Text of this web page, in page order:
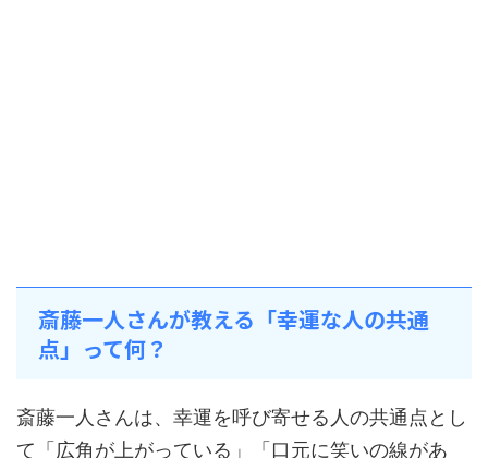
斎藤一人さんが教える「幸運な人の共通
点」って何？
斎藤一人さんは、幸運を呼び寄せる人の共通点とし
て「広角が上がっている」「口元に笑いの線があ